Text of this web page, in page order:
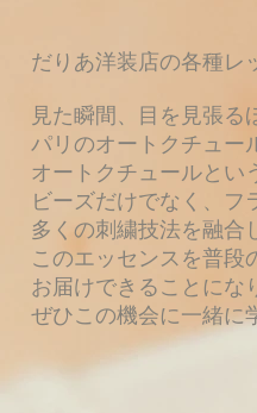
だりあ洋装店の各種レ
見た瞬間、目を見張る
パリのオートクチュー
オートクチュールとい
ビーズだけでなく、フ
多くの刺繍技法を融合
このエッセンスを普段
お届けできることにな
ぜひこの機会に一緒に